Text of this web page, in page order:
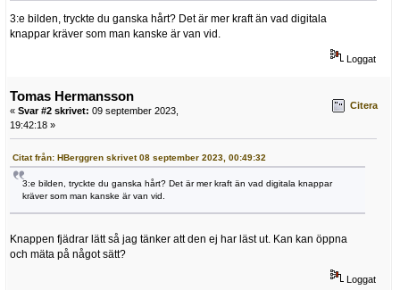
3:e bilden, tryckte du ganska hårt? Det är mer kraft än vad digitala
knappar kräver som man kanske är van vid.
Loggat
Tomas Hermansson
« Svar #2 skrivet: 09 september 2023,
19:42:18 »
Citera
Citat från: HBerggren skrivet 08 september 2023, 00:49:32
3:e bilden, tryckte du ganska hårt? Det är mer kraft än vad digitala knappar
kräver som man kanske är van vid.
Knappen fjädrar lätt så jag tänker att den ej har läst ut. Kan kan öppna
och mäta på något sätt?
Loggat